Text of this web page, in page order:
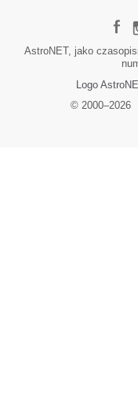
AstroNET, jako
Logo
© 2000–2026